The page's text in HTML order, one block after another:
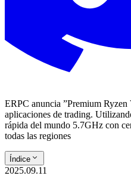
ERPC anuncia ”Premium Ryzen
aplicaciones de trading.
rápida del mundo 5.7GHz con
todas las regiones
Índice
2025.09.11